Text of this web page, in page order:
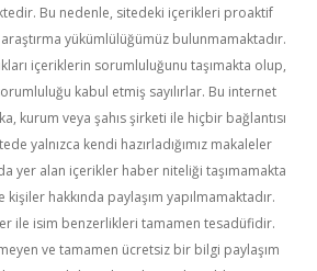
Bu nedenle, sitedeki içerikleri proaktif
yükümlülüğümüz bulunmamaktadır.
içeriklerin sorumluluğunu taşımakta olup,
kabul etmiş sayılırlar. Bu internet
kurum veya şahıs şirketi ile hiçbir bağlantısı
yalnızca kendi hazırladığımız makaleler
yer alan içerikler haber niteliği taşımamakta
hakkında paylaşım yapılmamaktadır.
ile isim benzerlikleri tamamen tesadüfidir.
ve tamamen ücretsiz bir bilgi paylaşım